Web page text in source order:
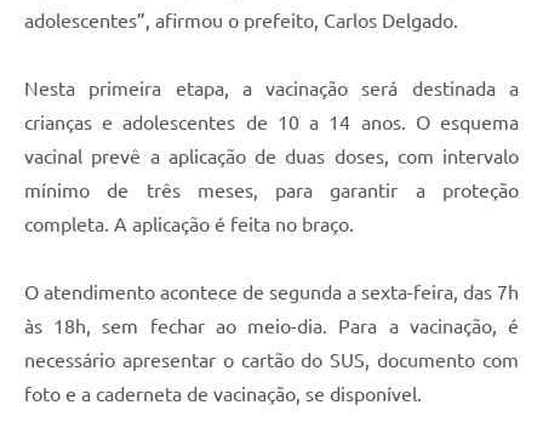
adolescentes”, afirmou o prefeito, Carlos Delgado.
Nesta primeira etapa, a vacinação será destinada a
crianças e adolescentes de 10 a 14 anos. O esquema
vacinal prevê a aplicação de duas doses, com intervalo
mínimo de três meses, para garantir a proteção
completa. A aplicação é feita no braço.
O atendimento acontece de segunda a sexta-feira, das 7h
às 18h, sem fechar ao meio-dia. Para a vacinação, é
necessário apresentar o cartão do SUS, documento com
foto e a caderneta de vacinação, se disponível.